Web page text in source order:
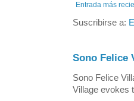
Entrada más
Suscribirse a:
Sono Felice
Sono Felice
Village evokes